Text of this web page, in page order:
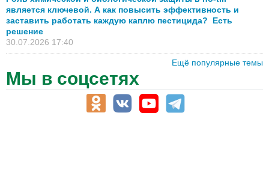
является ключевой. А как повысить эффективность и
заставить работать каждую каплю пестицида? Есть
решение
30.07.2026 17:40
Ещё популярные темы
Мы в соцсетях